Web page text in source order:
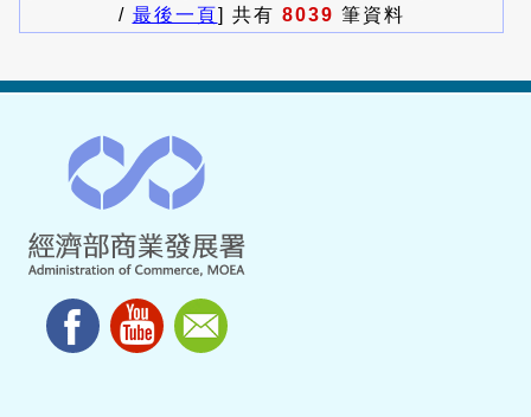
/ 最後一頁] 共有 8039 筆資料